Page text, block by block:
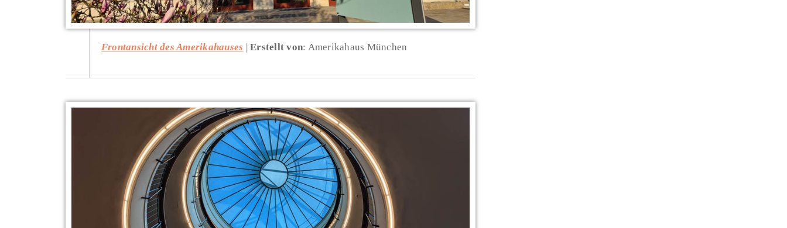
Frontansicht des Amerikahauses Erstellt von: Amerikahaus München